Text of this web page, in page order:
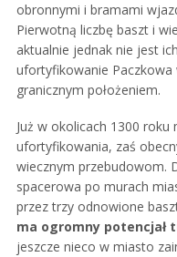
obronnymi i bramami
Pierwotną liczbę baszt i
aktualnie jednak nie jest
ufortyfikowanie
granicznym położeniem.
Już w okolicach 1300
ufortyfikowania, zaś
wiecznym przebudowom.
spacerowa po murach
przez trzy odnowione
ma ogromny potencjał
jeszcze nieco w miasto